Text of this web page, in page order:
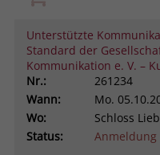
Unterstützte
Standard der
Kommunikation e. V. –
Nr.:
261234
Wann:
Mo.
Wo:
Schloss
Status: